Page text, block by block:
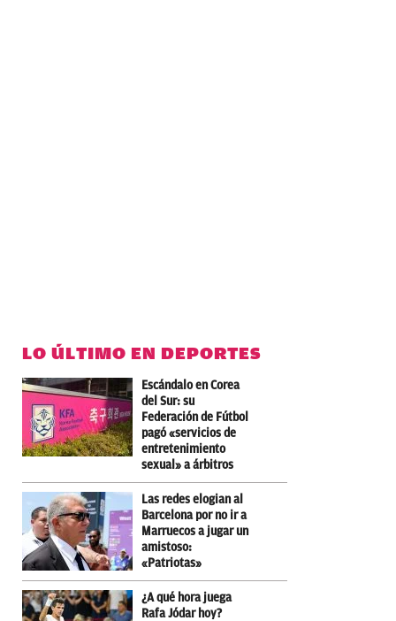
LO ÚLTIMO EN DEPORTES
Escándalo en Corea
del Sur: su
Federación de Fútbol
pagó «servicios de
entretenimiento
sexual» a árbitros
Las redes elogian al
Barcelona por no ir a
Marruecos a jugar un
amistoso:
«Patriotas»
¿A qué hora juega
Rafa Jódar hoy?